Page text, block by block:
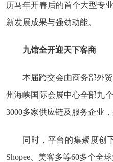
历马年开春后的首个大型专
新发展成果与强劲动能。
九馆全开迎天下客商
本届跨交会由商务部外
州海峡国际会展中心全部九
3000多家供应链及服务企业
同时，平台的集聚度创
Shopee、美客多等60多个全